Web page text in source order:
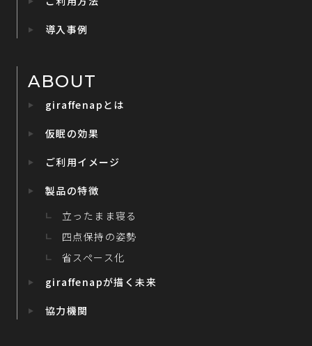
導入事例
ABOUT
giraffenapとは
仮眠の効果
ご利用イメージ
製品の特徴
立ったまま寝る
四点保持の姿勢
省スペース化
giraffenapが描く未来
協力機関